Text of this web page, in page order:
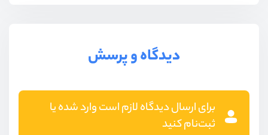
دیدگاه و پرسش
برای ارسال دیدگاه لازم است وارد شده یا
ثبت‌نام کنید